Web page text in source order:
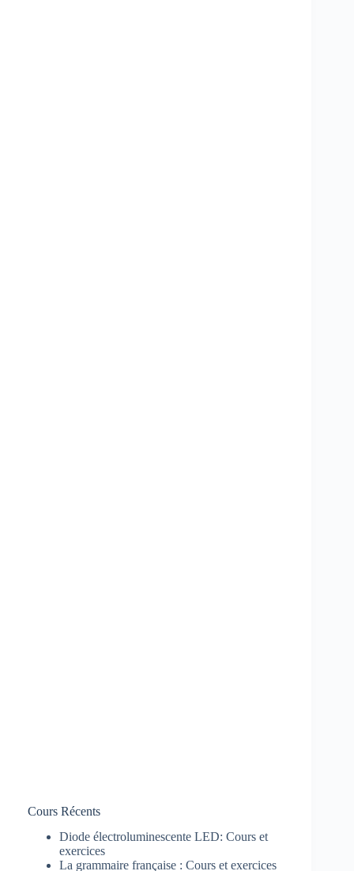
Cours Récents
Diode électroluminescente LED: Cours et
exercices
La grammaire française : Cours et exercices